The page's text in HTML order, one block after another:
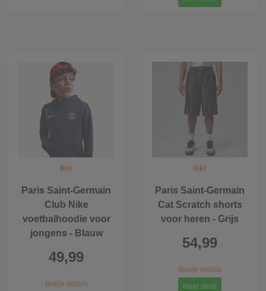
Nike
Paris Saint-Germain
Club Nike
voetbalhoodie voor
jongens - Blauw
49,99
Bekijk details
Nike
Paris Saint-Germain
Cat Scratch shorts
voor heren - Grijs
54,99
Bekijk details
Naar shop